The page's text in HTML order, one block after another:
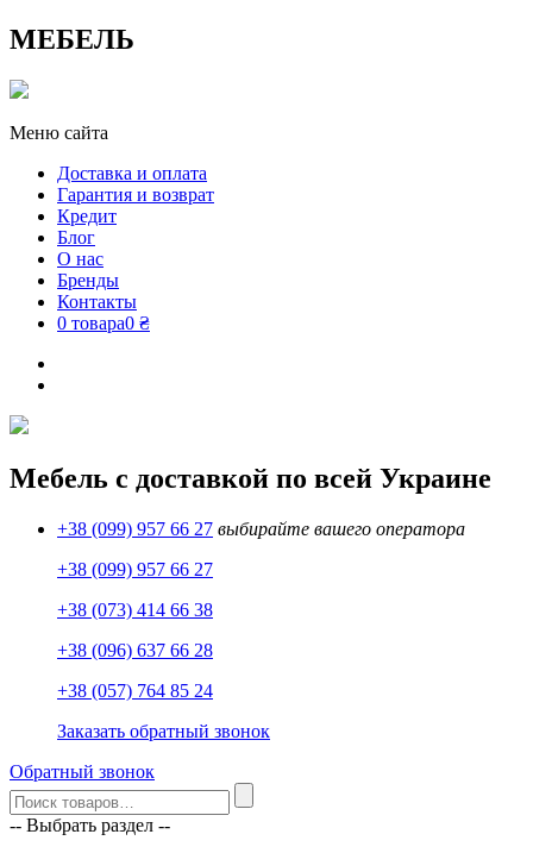
МЕБЕЛЬ
Меню сайта
Доставка и оплата
Гарантия и возврат
Кредит
Блог
О нас
Бренды
Контакты
0 товара0 ₴
Мебель с доставкой по всей Украине
+38 (099) 957 66 27 выбирайте вашего оператора
+38 (099) 957 66 27
+38 (073) 414 66 38
+38 (096) 637 66 28
+38 (057) 764 85 24
Заказать обратный звонок
Обратный звонок
-- Выбрать раздел --